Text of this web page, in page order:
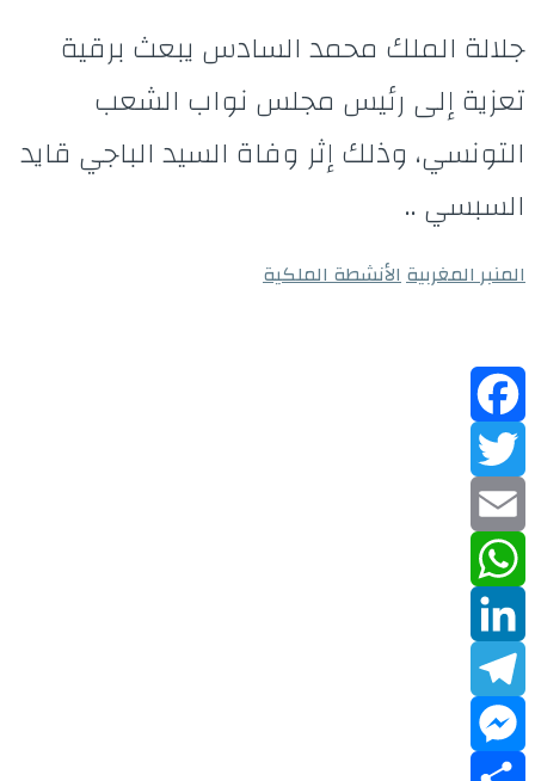
جلالة الملك محمد السادس يبعث برقية
تعزية إلى رئيس مجلس نواب الشعب
التونسي، وذلك إثر وفاة السيد الباجي قايد
السبسي ..
المنبر المغربيةالأنشطة الملكية
Facebook
Twitter
Email
WhatsApp
LinkedIn
Telegram